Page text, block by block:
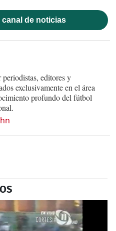
canal de noticias
editores y
exclusivamente en el área
profundo del fútbol